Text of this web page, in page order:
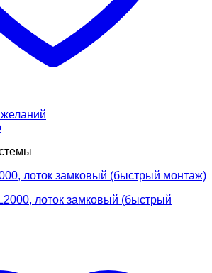
лоток замковый (быстрый монтаж)